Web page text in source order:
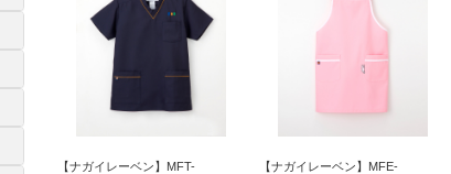
【ナガイレーベン】MFT-
【ナガイレーベン】MFE-